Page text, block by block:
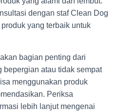
dengan staf Clean Dog
yang terbaik untuk
bagian penting dari
bepergian atau tidak sempat
menggunakan produk
Periksa
lebih lanjut mengenai